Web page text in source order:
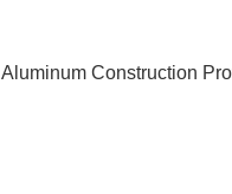
Aluminum Construction